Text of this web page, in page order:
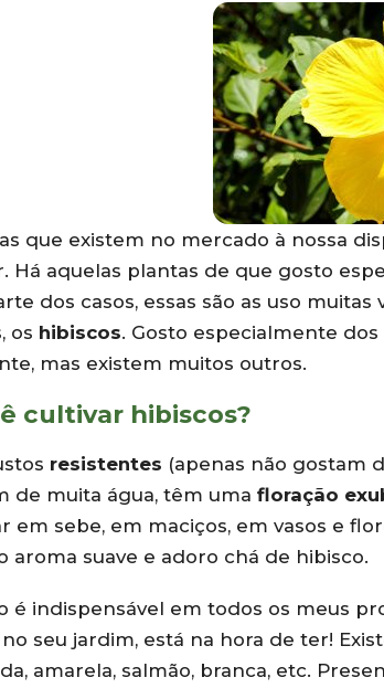
que existem no mercado à nossa
Há aquelas plantas de que gosto
dos casos, essas são as uso
os hibiscos. Gosto especialmente dos
mas existem muitos outros.
cultivar hibiscos?
resistentes (apenas não gostam
de muita água, têm uma floração
em sebe, em maciços, em vasos e
aroma suave e adoro chá de hibisco.
é indispensável em todos os meus
seu jardim, está na hora de ter!
amarela, salmão, branca, etc.